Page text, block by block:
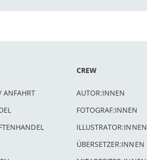
ANFAHRT
CREW
AUTOR:INNEN
FOTOGRAF:INNEN
ILLUSTRATOR:INNEN
ÜBERSETZER:INNEN